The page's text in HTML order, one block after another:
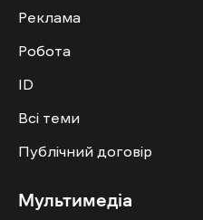
Реклама
Робота
ID
Всі теми
Публічний договір
Мультимедіа